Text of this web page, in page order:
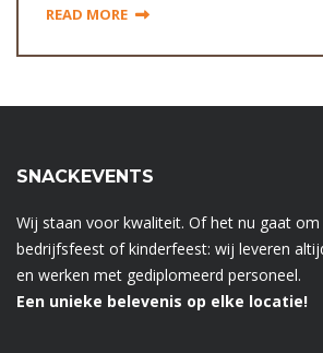
READ MORE
SNACKEVENTS
Wij staan voor kwaliteit. Of het nu gaat
bedrijfsfeest of kinderfeest: wij leveren
en werken met gediplomeerd personeel.
Een unieke belevenis op elke locatie!